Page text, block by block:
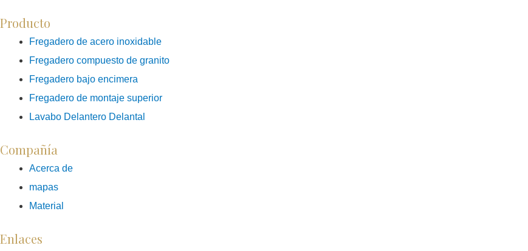
Producto
Fregadero de acero inoxidable
Fregadero compuesto de granito
Fregadero bajo encimera
Fregadero de montaje superior
Lavabo Delantero Delantal
Compañía
Acerca de
mapas
Material
Enlaces